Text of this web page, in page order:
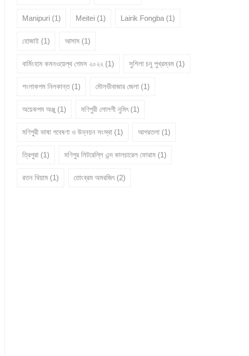
Manipuri (1) Meitei (1) Lairik Fongba (1)
হোজাই (1) আসাম (1)
বার্মিংহাম কমনওয়েল্থ গেমস ২০২২ (1) সুশিলা চনু পুখ্রম্বম (1)
শংলাকপম নিলকান্ত (1) মৌলভীবাজার জেলা (1)
অয়েকপম অঞ্জু (1) মণিপুরী লোলগী নুমিৎ (1)
মণিপুরী ভাষা গবেষণা ও উন্নয়ন সংস্থা (1) আগরতলা (1)
ত্রিপুরা (1) মণিপুর লিটরেল্লি এন্দ কালচারেল ফোরাম (1)
রতন থিয়াম (1) তোংব্রম অমরজিৎ (2)